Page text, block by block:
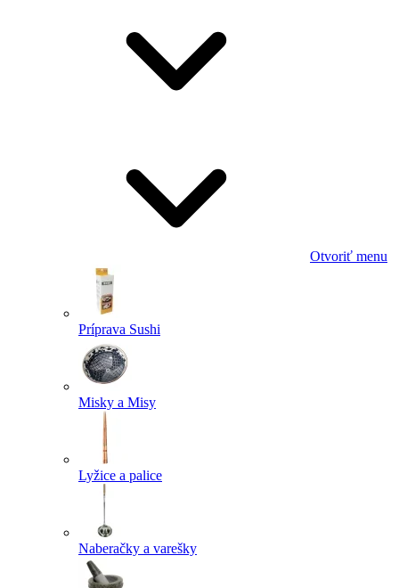
Otvoriť menu
Príprava Sushi
Misky a Misy
Lyžice a palice
Naberačky a varešky